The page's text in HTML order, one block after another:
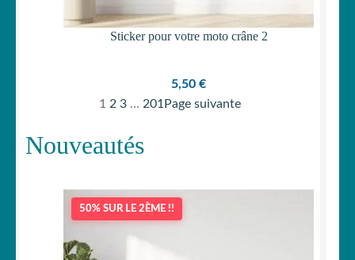
Sticker pour votre moto crâne 2
5,50 €
1 2 3 … 201 Page suivante
Nouveautés
50% SUR LE 2ÈME !!